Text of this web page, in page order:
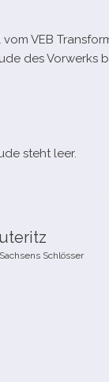
VEB
des
steht leer.
Sachsens Schlösser